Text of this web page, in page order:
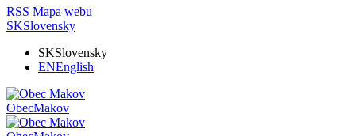
RSS Mapa webu
SKSlovensky
SKSlovensky
ENEnglish
ObecMakov